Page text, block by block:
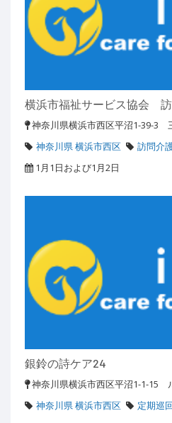
横浜市福祉サービス協会
神奈川県横浜市西区平沼1-39-3
神奈川県 横浜市西区
訪問介
1月1日および1月2日
銀鈴の詩ケア24
神奈川県横浜市西区平沼1-1-15
神奈川県 横浜市西区
定期巡